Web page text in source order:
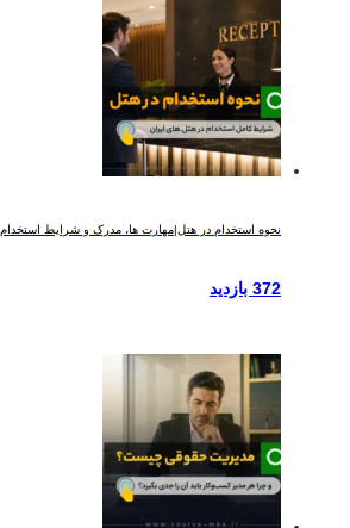
نحوه استخدام در هتل|مهارت ها، مدرک و شرایط استخدام
372 بازدید